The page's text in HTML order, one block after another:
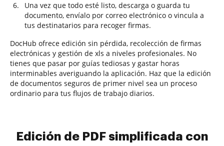
Una vez que todo esté listo, descarga o guarda tu
documento, envíalo por correo electrónico o vincula a
tus destinatarios para recoger firmas.
DocHub ofrece edición sin pérdida, recolección de firmas
electrónicas y gestión de xls a niveles profesionales. No
tienes que pasar por guías tediosas y gastar horas
interminables averiguando la aplicación. Haz que la edición
de documentos seguros de primer nivel sea un proceso
ordinario para tus flujos de trabajo diarios.
Edición de PDF simplificada con